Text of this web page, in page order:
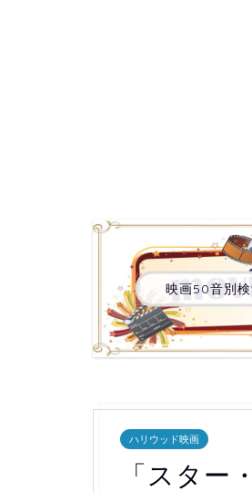
映画50音別
ハリウッド映画
「スター